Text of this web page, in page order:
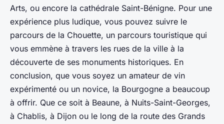
Arts, ou encore la cathédrale Saint-Bénigne. Pour une
expérience plus ludique, vous pouvez suivre le
parcours de la Chouette, un parcours touristique qui
vous emmène à travers les rues de la ville à la
découverte de ses monuments historiques. En
conclusion, que vous soyez un amateur de vin
expérimenté ou un novice, la Bourgogne a beaucoup
à offrir. Que ce soit à Beaune, à Nuits-Saint-Georges,
à Chablis, à Dijon ou le long de la route des Grands